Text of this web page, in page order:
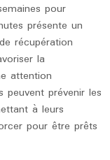
pour
présente un
récupération
la
attention
peuvent prévenir les
à leurs
pour être prêts